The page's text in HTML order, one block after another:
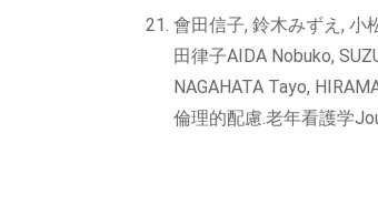
會田信子, 鈴木みずえ, 小
田律子AIDA Nobuko,
NAGAHATA Tayo,
倫理的配慮.老年看護学